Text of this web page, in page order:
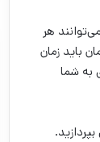
هر
باید زمان
به شما